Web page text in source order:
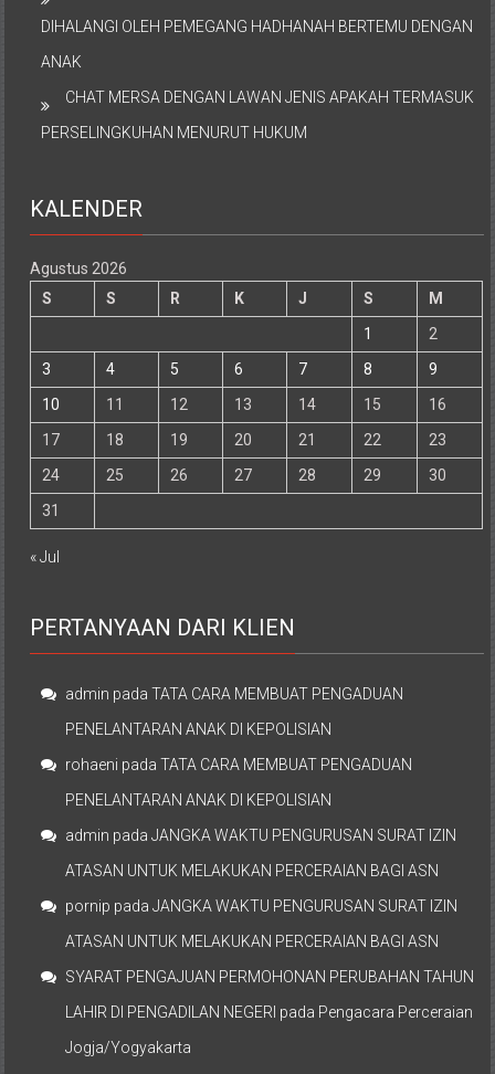
DIHALANGI OLEH PEMEGANG HADHANAH BERTEMU DENGAN
ANAK
CHAT MERSA DENGAN LAWAN JENIS APAKAH TERMASUK
PERSELINGKUHAN MENURUT HUKUM
KALENDER
Agustus 2026
S
S R K J S
M
1
2
3
4 5 6 7 8
9
10
11 12 13 14 15
16
17
18 19 20 21 22
23
24
25 26 27 28 29
30
31
« Jul
PERTANYAAN DARI KLIEN
admin padaTATA CARA MEMBUAT PENGADUAN
PENELANTARAN ANAK DI KEPOLISIAN
rohaeni padaTATA CARA MEMBUAT PENGADUAN
PENELANTARAN ANAK DI KEPOLISIAN
admin padaJANGKA WAKTU PENGURUSAN SURAT IZIN
ATASAN UNTUK MELAKUKAN PERCERAIAN BAGI ASN
pornip padaJANGKA WAKTU PENGURUSAN SURAT IZIN
ATASAN UNTUK MELAKUKAN PERCERAIAN BAGI ASN
SYARAT PENGAJUAN PERMOHONAN PERUBAHAN TAHUN
LAHIR DI PENGADILAN NEGERI pada Pengacara Perceraian
Jogja/Yogyakarta